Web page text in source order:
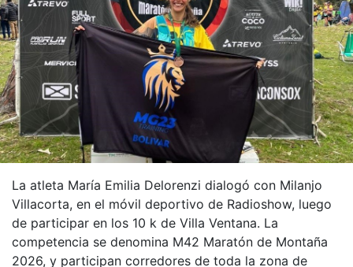
La atleta María Emilia Delorenzi dialogó con Milanjo
Villacorta, en el móvil deportivo de Radioshow, luego
de participar en los 10 k de Villa Ventana. La
competencia se denomina M42 Maratón de Montaña
2026, y participan corredores de toda la zona de